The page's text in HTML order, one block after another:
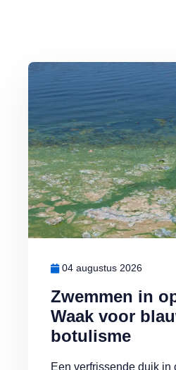
Zwemmen in
Waak voor
botulisme
04 augustus 2026
Een verfrissende duik in
Lees meer over Zwemmen in